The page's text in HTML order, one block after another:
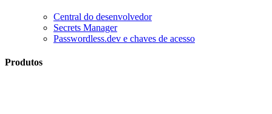
Central do desenvolvedor
Secrets Manager
Passwordless.dev e chaves de acesso
Produtos